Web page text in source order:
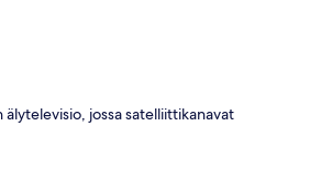
jossa satelliittikanavat